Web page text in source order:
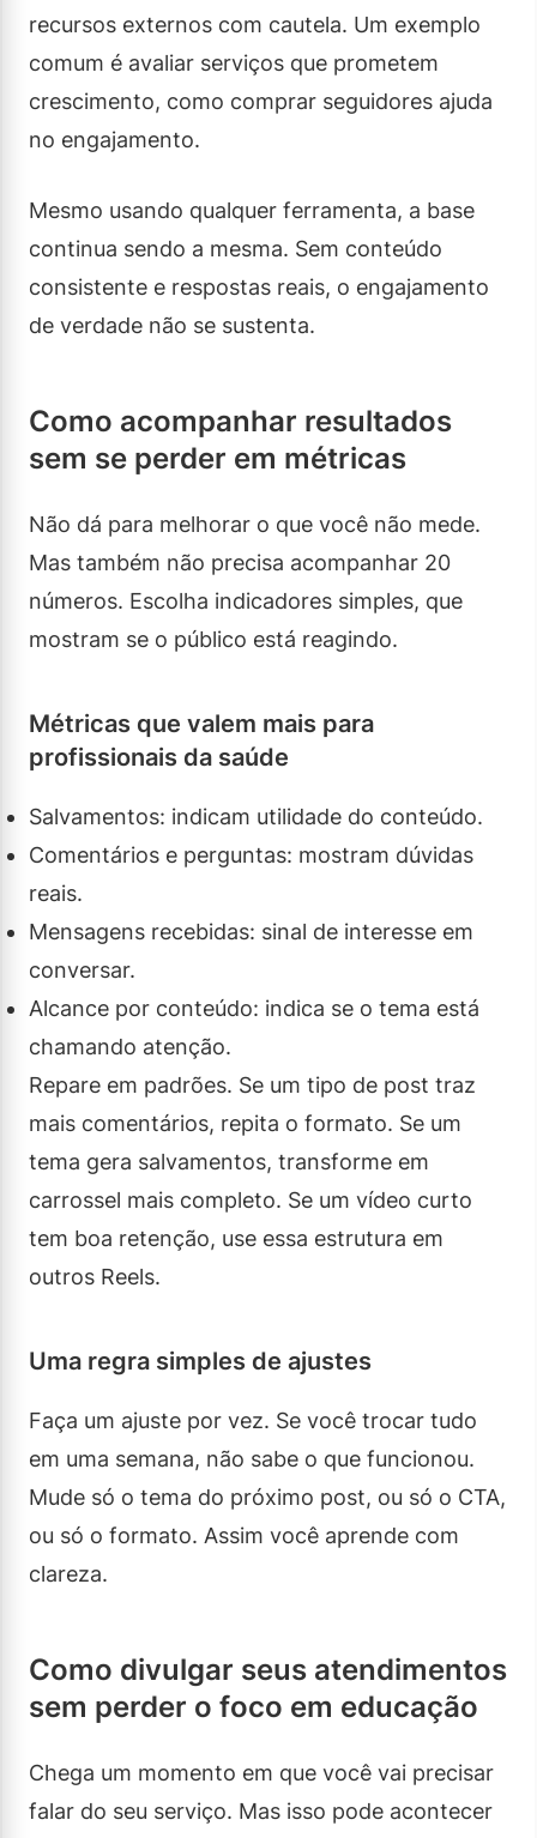
recursos externos com cautela. Um exemplo
comum é avaliar serviços que prometem
crescimento, como comprar seguidores ajuda
no engajamento.
Mesmo usando qualquer ferramenta, a base
continua sendo a mesma. Sem conteúdo
consistente e respostas reais, o engajamento
de verdade não se sustenta.
Como acompanhar resultados
sem se perder em métricas
Não dá para melhorar o que você não mede.
Mas também não precisa acompanhar 20
números. Escolha indicadores simples, que
mostram se o público está reagindo.
Métricas que valem mais para
profissionais da saúde
Salvamentos: indicam utilidade do conteúdo.
Comentários e perguntas: mostram dúvidas
reais.
Mensagens recebidas: sinal de interesse em
conversar.
Alcance por conteúdo: indica se o tema está
chamando atenção.
Repare em padrões. Se um tipo de post traz
mais comentários, repita o formato. Se um
tema gera salvamentos, transforme em
carrossel mais completo. Se um vídeo curto
tem boa retenção, use essa estrutura em
outros Reels.
Uma regra simples de ajustes
Faça um ajuste por vez. Se você trocar tudo
em uma semana, não sabe o que funcionou.
Mude só o tema do próximo post, ou só o CTA,
ou só o formato. Assim você aprende com
clareza.
Como divulgar seus atendimentos
sem perder o foco em educação
Chega um momento em que você vai precisar
falar do seu serviço. Mas isso pode acontecer